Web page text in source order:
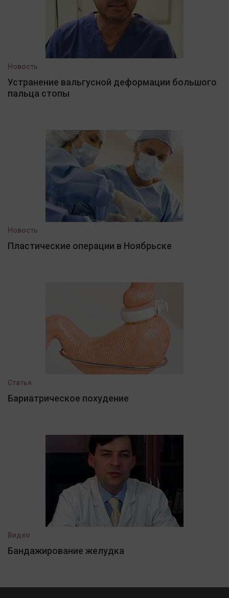
Новость
Устранение вальгусной деформации большого
пальца стопы
Новость
Пластические операции в Ноябрьске
Статья
Бариатрическое похудение
Видео
Бандажирование желудка